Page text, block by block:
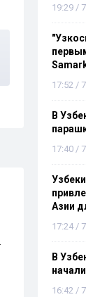
19:29 /
17:52 /
В
17:40 /
Азии
17:24 /
В
16:42 /